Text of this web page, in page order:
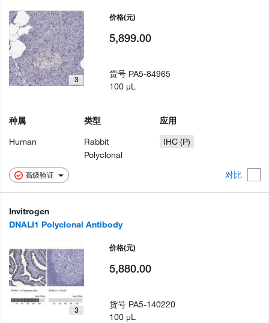
高级验证 对比
3
种属
Human
类型
Rabbit
Polyclonal
应用
IHC (P)
价格(元)
5,899.00
货号 PA5-84965
100 µL
Invitrogen
DNALI1 Polyclonal Antibody
3
价格(元)
5,880.00
货号 PA5-140220
100 µL